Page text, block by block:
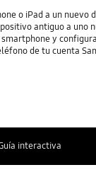
o iPad a un nuevo
antiguo a uno
y
de tu cuenta
interactiva